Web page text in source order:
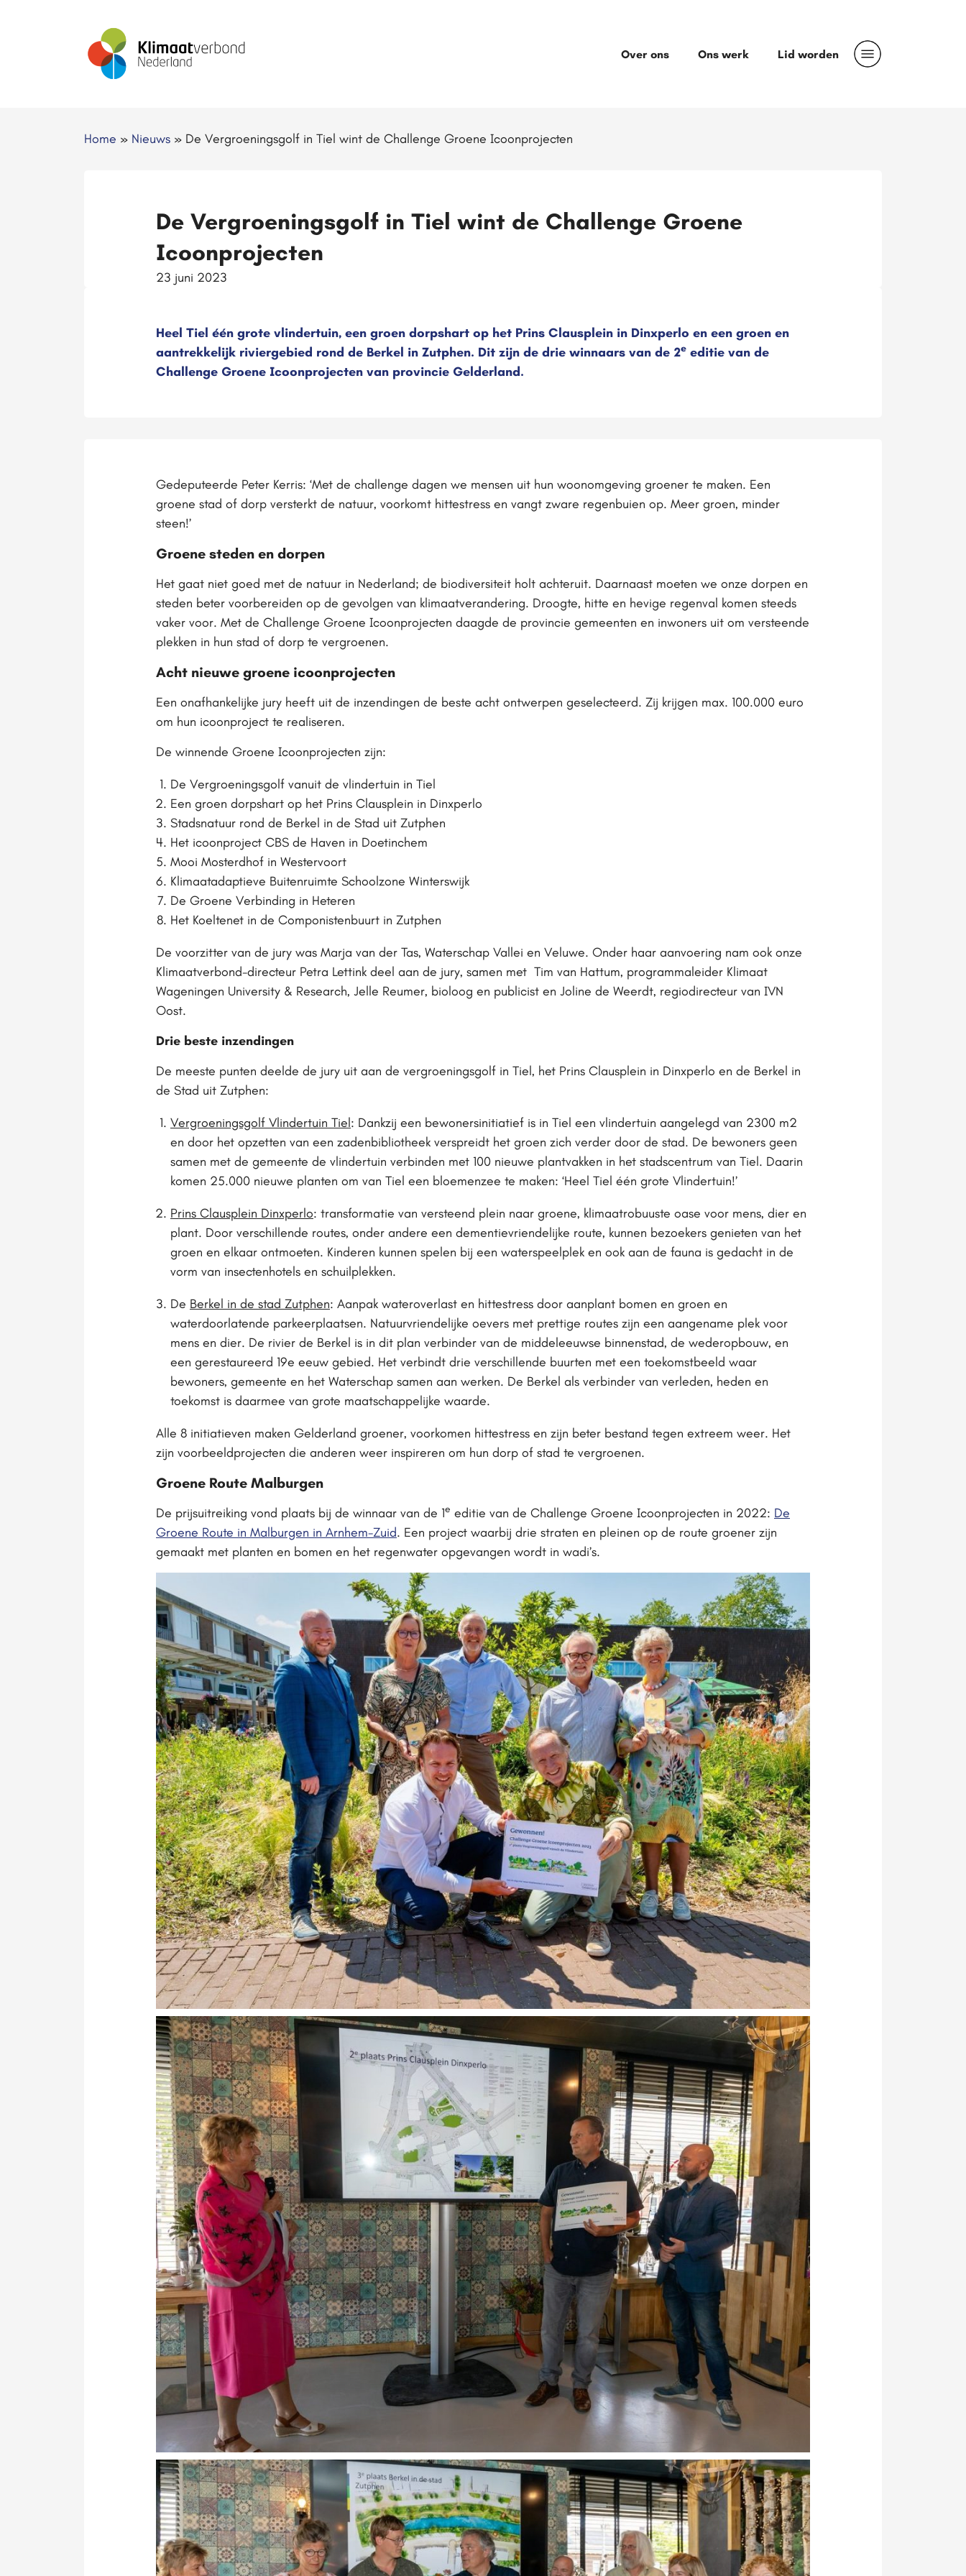
Over ons Ons werk Lid worden
Home » Nieuws » De Vergroeningsgolf in Tiel wint de Challenge Groene Icoonprojecten
De Vergroeningsgolf in Tiel wint de Challenge Groene
Icoonprojecten
23 juni 2023
Heel Tiel één grote vlindertuin, een groen dorpshart op het Prins Clausplein in Dinxperlo en een groen en
aantrekkelijk riviergebied rond de Berkel in Zutphen. Dit zijn de drie winnaars van de 2e editie van de
Challenge Groene Icoonprojecten van provincie Gelderland.
Gedeputeerde Peter Kerris: ‘Met de challenge dagen we mensen uit hun woonomgeving groener te maken. Een
groene stad of dorp versterkt de natuur, voorkomt hittestress en vangt zware regenbuien op. Meer groen, minder
steen!’
Groene steden en dorpen
Het gaat niet goed met de natuur in Nederland; de biodiversiteit holt achteruit. Daarnaast moeten we onze dorpen en
steden beter voorbereiden op de gevolgen van klimaatverandering. Droogte, hitte en hevige regenval komen steeds
vaker voor. Met de Challenge Groene Icoonprojecten daagde de provincie gemeenten en inwoners uit om versteende
plekken in hun stad of dorp te vergroenen.
Acht nieuwe groene icoonprojecten
Een onafhankelijke jury heeft uit de inzendingen de beste acht ontwerpen geselecteerd. Zij krijgen max. 100.000 euro
om hun icoonproject te realiseren.
De winnende Groene Icoonprojecten zijn:
De Vergroeningsgolf vanuit de vlindertuin in Tiel
Een groen dorpshart op het Prins Clausplein in Dinxperlo
Stadsnatuur rond de Berkel in de Stad uit Zutphen
Het icoonproject CBS de Haven in Doetinchem
Mooi Mosterdhof in Westervoort
Klimaatadaptieve Buitenruimte Schoolzone Winterswijk
De Groene Verbinding in Heteren
Het Koeltenet in de Componistenbuurt in Zutphen
De voorzitter van de jury was Marja van der Tas, Waterschap Vallei en Veluwe. Onder haar aanvoering nam ook onze
Klimaatverbond-directeur Petra Lettink deel aan de jury, samen met Tim van Hattum, programmaleider Klimaat
Wageningen University & Research, Jelle Reumer, bioloog en publicist en Joline de Weerdt, regiodirecteur van IVN
Oost.
Drie beste inzendingen
De meeste punten deelde de jury uit aan de vergroeningsgolf in Tiel, het Prins Clausplein in Dinxperlo en de Berkel in
de Stad uit Zutphen:
Vergroeningsgolf Vlindertuin Tiel: Dankzij een bewonersinitiatief is in Tiel een vlindertuin aangelegd van 2300 m2
en door het opzetten van een zadenbibliotheek verspreidt het groen zich verder door de stad. De bewoners geen
samen met de gemeente de vlindertuin verbinden met 100 nieuwe plantvakken in het stadscentrum van Tiel. Daarin
komen 25.000 nieuwe planten om van Tiel een bloemenzee te maken: ‘Heel Tiel één grote Vlindertuin!’
Prins Clausplein Dinxperlo: transformatie van versteend plein naar groene, klimaatrobuuste oase voor mens, dier en
plant. Door verschillende routes, onder andere een dementievriendelijke route, kunnen bezoekers genieten van het
groen en elkaar ontmoeten. Kinderen kunnen spelen bij een waterspeelplek en ook aan de fauna is gedacht in de
vorm van insectenhotels en schuilplekken.
De Berkel in de stad Zutphen: Aanpak wateroverlast en hittestress door aanplant bomen en groen en
waterdoorlatende parkeerplaatsen. Natuurvriendelijke oevers met prettige routes zijn een aangename plek voor
mens en dier. De rivier de Berkel is in dit plan verbinder van de middeleeuwse binnenstad, de wederopbouw, en
een gerestaureerd 19e eeuw gebied. Het verbindt drie verschillende buurten met een toekomstbeeld waar
bewoners, gemeente en het Waterschap samen aan werken. De Berkel als verbinder van verleden, heden en
toekomst is daarmee van grote maatschappelijke waarde.
Alle 8 initiatieven maken Gelderland groener, voorkomen hittestress en zijn beter bestand tegen extreem weer. Het
zijn voorbeeldprojecten die anderen weer inspireren om hun dorp of stad te vergroenen.
Groene Route Malburgen
De prijsuitreiking vond plaats bij de winnaar van de 1e editie van de Challenge Groene Icoonprojecten in 2022: De
Groene Route in Malburgen in Arnhem-Zuid. Een project waarbij drie straten en pleinen op de route groener zijn
gemaakt met planten en bomen en het regenwater opgevangen wordt in wadi’s.